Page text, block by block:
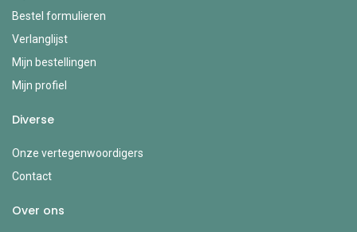
Bestel formulieren
Verlanglijst
Mijn bestellingen
Mijn profiel
Diverse
Onze vertegenwoordigers
Contact
Over ons